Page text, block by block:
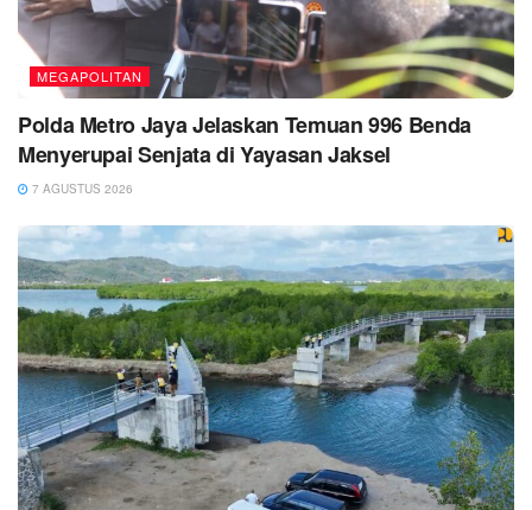
MEGAPOLITAN
Polda Metro Jaya Jelaskan Temuan 996 Benda
Menyerupai Senjata di Yayasan Jaksel
7 AGUSTUS 2026